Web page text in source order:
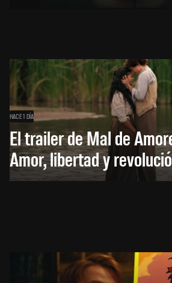
HACE 1 DÍA
El trailer de Mal de
Amor, libertad y